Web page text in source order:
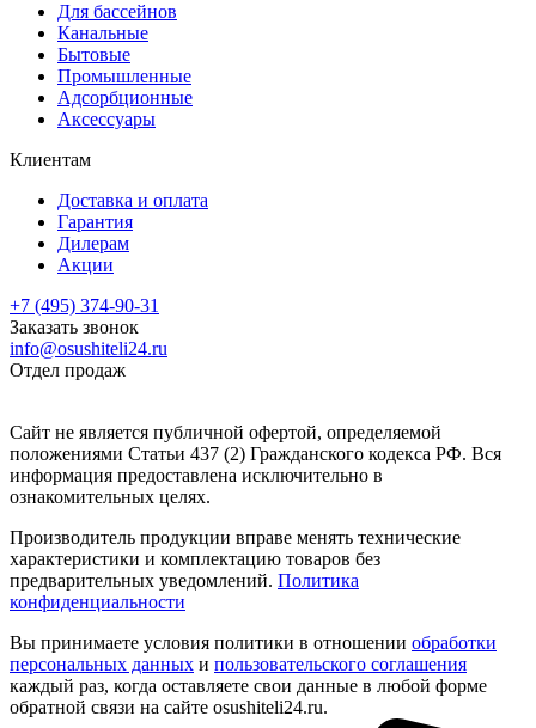
Для бассейнов
Канальные
Бытовые
Промышленные
Адсорбционные
Аксессуары
Клиентам
Доставка и оплата
Гарантия
Дилерам
Акции
+7 (495) 374-90-31
Заказать звонок
info@osushiteli24.ru
Отдел продаж
Сайт не является публичной офертой, определяемой
положениями Статьи 437 (2) Гражданского кодекса РФ. Вся
информация предоставлена исключительно в
ознакомительных целях.
Производитель продукции вправе менять технические
характеристики и комплектацию товаров без
предварительных уведомлений. Политика
конфиденциальности
Вы принимаете условия политики в отношении обработки
персональных данных и пользовательского соглашения
каждый раз, когда оставляете свои данные в любой форме
обратной связи на сайте osushiteli24.ru.